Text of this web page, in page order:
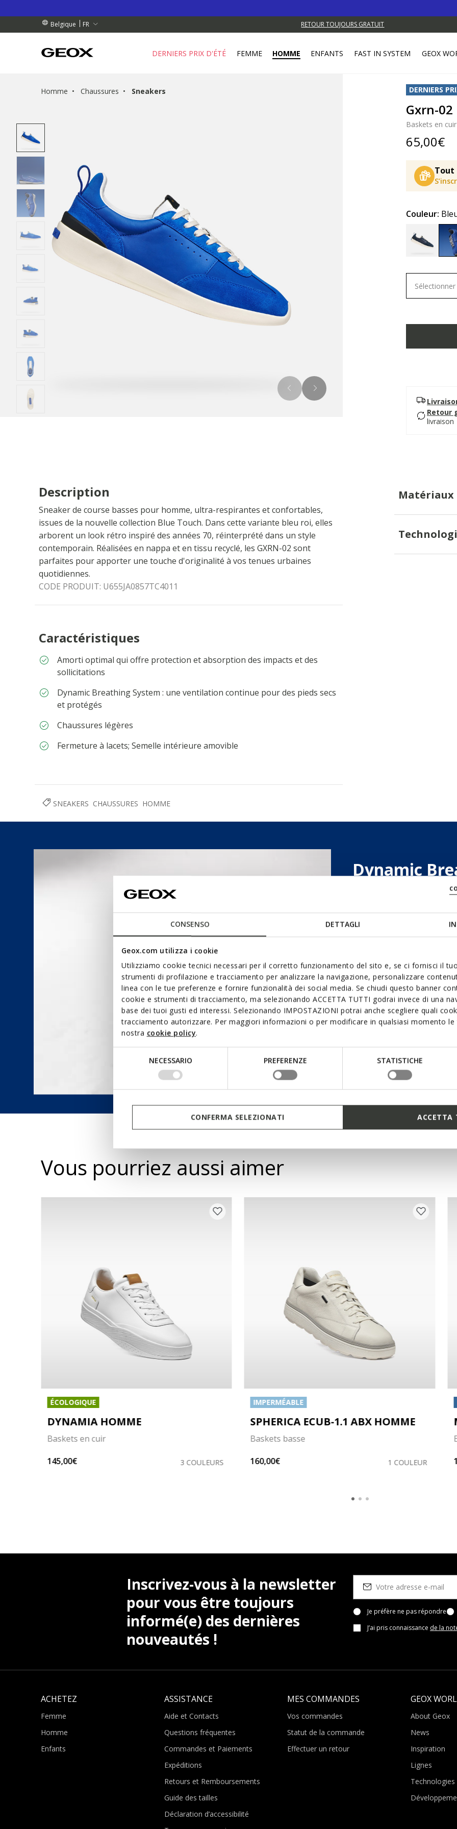
CONSENSO DETTAGLI
Geox.com utilizza i cookie
Utilizziamo cookie tecnici necessari per il corretto funzionamento del sito e, se ci fornisci il
strumenti di profilazione e tracciamento per analizzare la navigazione, personalizzare
linea con le tue preferenze e fornire funzionalità dei social media. Se chiudi questo banner
cookie e strumenti di tracciamento, ma selezionando ACCETTA TUTTI godrai invece di una
base dei tuoi gusti ed interessi. Selezionando IMPOSTAZIONI potrai anche scegliere quali
tracciamento autorizzare. Per maggiori informazioni o per modificare in qualsiasi momento
nostra cookie policy.
NECESSARIO PREFERENZE STATISTICHE
CONFERMA SELEZIONATI ACCETTA
Belgique FR
DE PLUS DE 99.00 € RETOUR TOUJOURS GRATUIT
PROCHE DE CHEZ VOUS.
DE PLUS DE 99.00 €
DERNIERS PRIX D'ÉTÉ FEMME HOMME ENFANTS FAST IN SYSTEM GEOX
Homme Chaussures Sneakers DERNIERS
Gxrn-
Baskets en cuir
65,00€
Tout
Couleur:
Retour
livraison
Description
Sneaker de course basses pour homme, ultra-respirantes et confortables,
issues de la nouvelle collection Blue Touch. Dans cette variante bleu roi, elles
arborent un look rétro inspiré des années 70, réinterprété dans un style
contemporain. Réalisées en nappa et en tissu recyclé, les GXRN-02 sont
parfaites pour apporter une touche d'originalité à vos tenues urbaines
quotidiennes.
CODE PRODUIT: U655JA0857TC4011
Caractéristiques
Amorti optimal qui offre protection et absorption des impacts et des
sollicitations
Dynamic Breathing System : une ventilation continue pour des pieds secs
et protégés
Chaussures légères
Fermeture à lacets; Semelle intérieure amovible
Matériaux
SNEAKERS CHAUSSURES HOMME
Dynamic
Les Blue Touch ne sont
et contemporaines : elles
canaux présents dans la
imperméable et
le pied au sec plus
Vous pourriez aussi aimer
ÉCOLOGIQUE
DYNAMIA HOMME
Baskets en cuir
145,00€
3 COULEURS
IMPERMÉABLE
SPHERICA ECUB-1.1 ABX HOMME
Baskets basse
160,00€
1 COULEUR
Inscrivez-vous à la newsletter
pour vous être toujours
informé(e) des dernières
nouveautés !
Je préfère ne pas répondre
J’ai pris connaissance de la
ACHETEZ
Femme
Homme
Enfants
ASSISTANCE
Aide et Contacts
Questions fréquentes
Commandes et Paiements
Expéditions
Retours et Remboursements
Guide des tailles
Déclaration d’accessibilité
MES COMMANDES
Vos commandes
Statut de la commande
Effectuer un retour
GEOX
About Geox
News
Inspiration
Lignes
Technologies